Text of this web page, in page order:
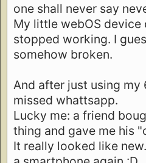
one shall never say
My little webOS device
stopped working. I
somehow broken.
And after just using my
missed whattsapp.
Lucky me: a friend
thing and gave me his
It really looked like